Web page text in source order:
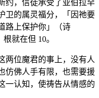
约，信徒承受了亚伯拉罕
卫的属灵福分，「因祂要
路上保护你」（诗
就在但 10。
两位魔君的事上，没有人
仿佛人手有限，也需要援
一认知，使祷告从情感的